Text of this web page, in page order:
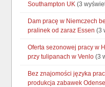
Southampton UK (3
Dam pracę w Niemczech
pralinek od zaraz Essen (3
Oferta sezonowej pracy w
przy tulipanach w Venlo (3
Bez znajomości języka
produkcja zabawek Odense